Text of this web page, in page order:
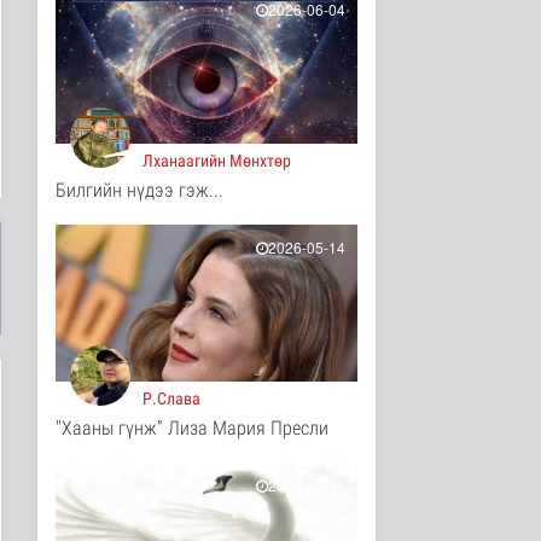
16 цаг 23 минутын өмнө
“Эхийн сүүгээр
хооллолтыг дэмжих
өдөр”-ийг зохио..
Эрүүл мэнд
16 цаг 29 минутын өмнө
Дэлхийн хамгийн том
тооцооллын нэгд..
Дэлхийд
16 цаг 29 минутын өмнө
АТГ: Авлигын эсрэг
сургалтад 110 албан
тушаалтны..
Нийгэм
17 цаг 36 минутын өмнө
төлөөлөгчийн таван
2026-06-04
Лханаагийн Мөнхтөр
Билгийн нүдээ гэж...
2026-05-14
Р.Слава
"Хааны гүнж” Лиза Мария Пресли
2026-05-14